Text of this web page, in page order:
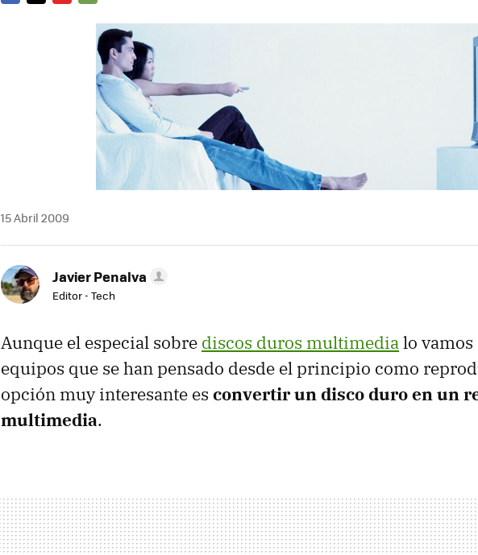
MAIL
15 Abril 2009
Javier Penalva
Editor - Tech
Aunque el especial sobre discos duros multimedialo
equipos que se han pensado desde el principio como
opción muy interesante es convertir un disco duro en un
multimedia.